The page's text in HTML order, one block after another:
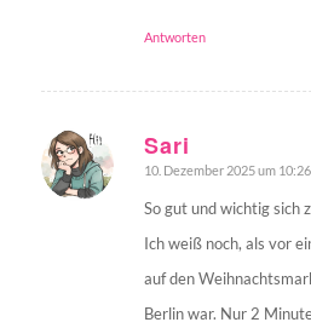
Antworten
Sari
sagte:
10. Dezember 2025 um 10:26
So gut und wichtig sich
Ich weiß noch, als vor
auf den
Berlin war. Nur 2